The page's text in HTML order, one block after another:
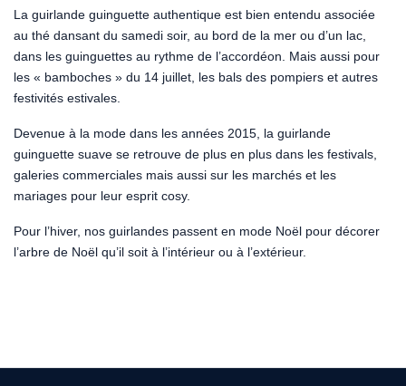
La guirlande guinguette authentique est bien entendu associée
au thé dansant du samedi soir, au bord de la mer ou d’un lac,
dans les guinguettes au rythme de l’accordéon. Mais aussi pour
les « bamboches » du 14 juillet, les bals des pompiers et autres
festivités estivales.
Devenue à la mode dans les années 2015, la guirlande
guinguette suave se retrouve de plus en plus dans les festivals,
galeries commerciales mais aussi sur les marchés et les
mariages pour leur esprit cosy.
Pour l’hiver, nos guirlandes passent en mode Noël pour décorer
l’arbre de Noël qu’il soit à l’intérieur ou à l’extérieur.